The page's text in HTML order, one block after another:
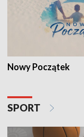
Nowy Początek
SPORT